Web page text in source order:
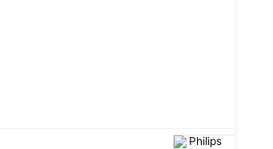
Philips